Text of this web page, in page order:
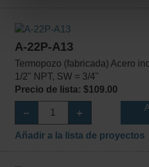
A-22P-A13
Termopozo (fabricada) Acero
1/2" NPT, SW = 3/4"
Precio de lista: $109.00
Añadir a la lista de proyectos